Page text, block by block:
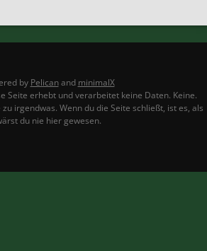
by Pelicanand minimalX
Seite erhebt und verarbeitet keine Daten. Keine.
irgendwas. Wenn du die Seite schließt, ist es, als
du nie hier gewesen.